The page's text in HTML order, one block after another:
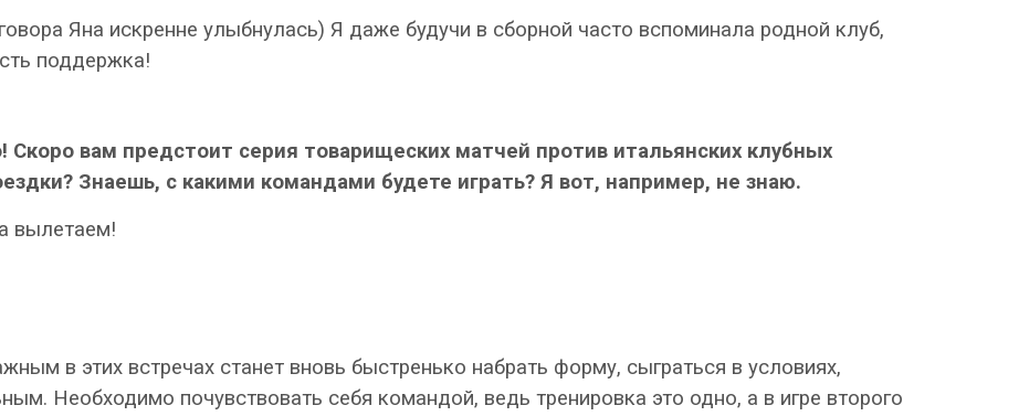
Яна искренне улыбнулась) Я даже будучи в сборной часто вспоминала родной клуб,
поддержка!
вам предстоит серия товарищеских матчей против итальянских клубных
Знаешь, с какими командами будете играть? Я вот, например, не знаю.
вылетаем!
в этих встречах станет вновь быстренько набрать форму, сыграться в условиях,
Необходимо почувствовать себя командой, ведь тренировка это одно, а в игре второго